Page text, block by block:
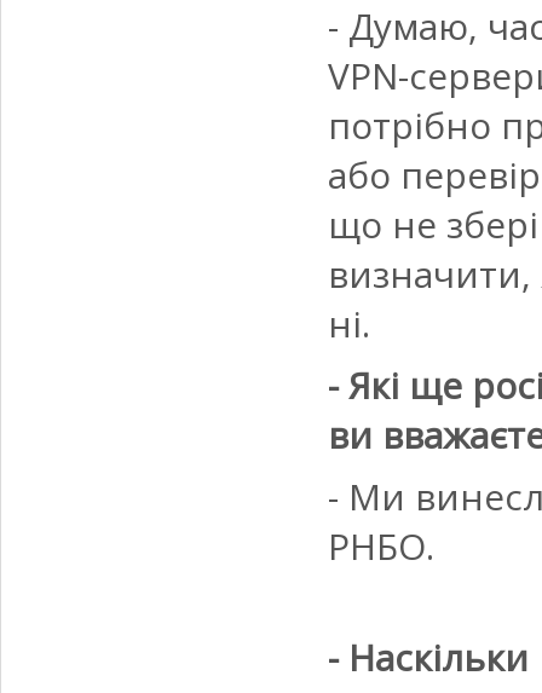
- Думаю,
VPN-
потрібно
або
що не
визначити,
ні.
- Які ще
ви
- Ми
РНБО.
-